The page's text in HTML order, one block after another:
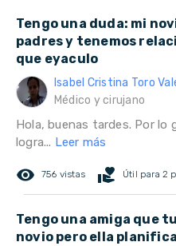
Tengo una duda: mi
padres y tenemos
que eyaculo
Isabel Cristina Toro
Médico y cirujano
Hola, buenas tardes. Por lo
logra... Leer más
remove_red_eye 756 vistas volunteer_activism Útil para 2
Tengo una amiga que
novio pero ella